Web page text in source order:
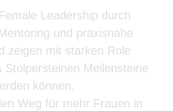
Leadership durch
und praxisnahe
zeigen mit starken Role
Stolpersteinen Meilensteine
können.
Weg für mehr Frauen in